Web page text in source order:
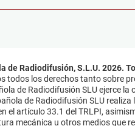
de Radiodifusión, S.L.U. 2026.
todos los derechos tanto sobre
de Radiodifusión SLU ejerce
de Radiodifusión SLU
el artículo 33.1 del TRLPI,
mecánica u otros medios que